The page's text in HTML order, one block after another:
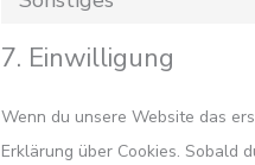
7. Einwilligung
Wenn du unsere Website das
Erklärung über Cookies. Sobald